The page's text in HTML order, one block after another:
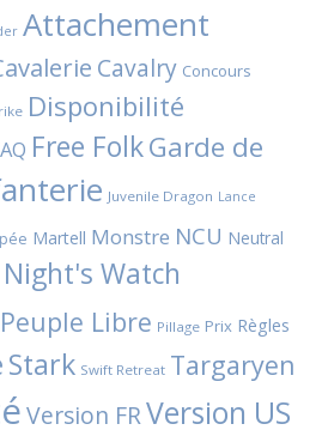
Attachement
Cavalry Concours
Disponibilité
Free FolkGarde de
Juvenile Dragon Lance
Martell Monstre NCU Neutral
Night's Watch
Peuple Libre Pillage Prix Règles
Stark Swift Retreat Targaryen
Version FRVersion US